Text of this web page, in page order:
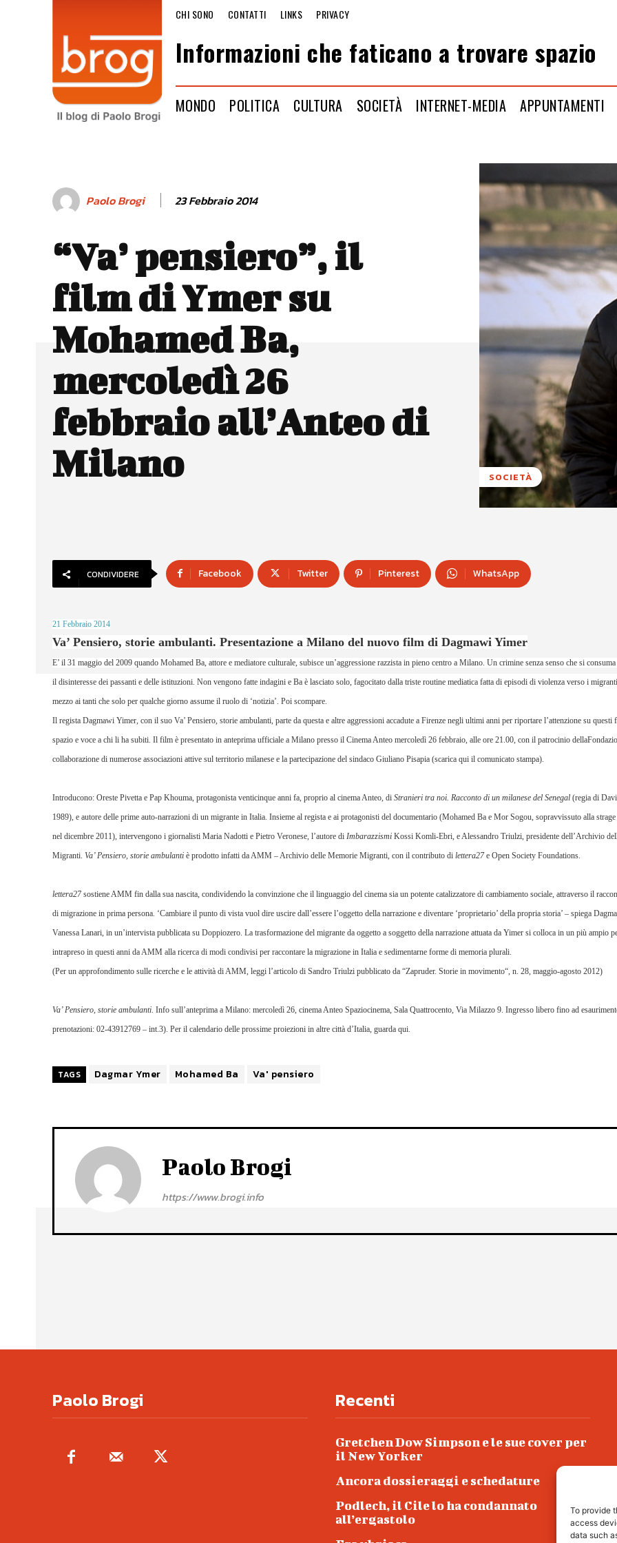
To provide
access
data such
CHI SONO CONTATTI LINKS PRIVACY
Informazioni che faticano a trovare spazio
MONDO POLITICA CULTURA SOCIETÀ INTERNET-MEDIA APPUNTAMENTI
Paolo Brogi 23 Febbraio 2014
“Va’ pensiero”, il
film di Ymer su
Mohamed Ba,
mercoledì 26
febbraio all’Anteo di
Milano
SOCIETÀ
CONDIVIDERE Facebook Twitter Pinterest WhatsApp
21 Febbraio 2014
Va’ Pensiero, storie ambulanti. Presentazione a Milano del nuovo film di Dagmawi Yimer
E’ il 31 maggio del 2009 quando Mohamed Ba, attore e mediatore culturale, subisce un’aggressione razzista in pieno centro a Milano. Un crimine senza senso che si
il disinteresse dei passanti e delle istituzioni. Non vengono fatte indagini e Ba è lasciato solo, fagocitato dalla triste routine mediatica fatta di episodi di violenza verso i
mezzo ai tanti che solo per qualche giorno assume il ruolo di ‘notizia’. Poi scompare.
Il regista Dagmawi Yimer, con il suo Va’ Pensiero, storie ambulanti, parte da questa e altre aggressioni accadute a Firenze negli ultimi anni per riportare l’attenzione su questi
spazio e voce a chi li ha subiti. Il film è presentato in anteprima ufficiale a Milano presso il Cinema Anteo mercoledì 26 febbraio, alle ore 21.00, con il patrocinio della
collaborazione di numerose associazioni attive sul territorio milanese e la partecipazione del sindaco Giuliano Pisapia (scarica qui il comunicato stampa).
Introducono: Oreste Pivetta e Pap Khouma, protagonista venticinque anni fa, proprio al cinema Anteo, di Stranieri tra noi. Racconto di un milanese del Senegal (regia di
1989), e autore delle prime auto-narrazioni di un migrante in Italia. Insieme al regista e ai protagonisti del documentario (Mohamed Ba e Mor Sogou, sopravvissuto alla
nel dicembre 2011), intervengono i giornalisti Maria Nadotti e Pietro Veronese, l’autore di Imbarazzismi Kossi Komli-Ebri, e Alessandro Triulzi, presidente dell’Archivio
Migranti. Va’ Pensiero, storie ambulanti è prodotto infatti daAMM – Archivio delle Memorie Migranti, con il contributo di lettera27 e Open Society Foundations.
lettera27 sostiene AMM fin dalla sua nascita, condividendo la convinzione che il linguaggio del cinema sia un potente catalizzatore di cambiamento sociale, attraverso il
di migrazione in prima persona. ‘Cambiare il punto di vista vuol dire uscire dall’essere l’oggetto della narrazione e diventare ‘proprietario’ della propria storia’ – spiega
Vanessa Lanari, in un’intervista pubblicata su Doppiozero. La trasformazione del migrante da oggetto a soggetto della narrazione attuata da Yimer si colloca in un più ampio
intrapreso in questi anni da AMM alla ricerca di modi condivisi per raccontare la migrazione in Italia e sedimentarne forme di memoria plurali.
(Per un approfondimento sulle ricerche e le attività di AMM, leggi l’articolo di Sandro Triulzi pubblicato da “Zapruder. Storie in movimento“, n. 28, maggio-agosto 2012)
Va’ Pensiero, storie ambulanti. Info sull’anteprima a Milano: mercoledì 26, cinema Anteo Spaziocinema, Sala Quattrocento, Via Milazzo 9. Ingresso libero fino ad
prenotazioni: 02-43912769 – int.3). Per il calendario delle prossime proiezioni in altre città d’Italia, guarda qui.
TAGS Dagmar Ymer Mohamed Ba Va' pensiero
Paolo Brogi
https://www.brogi.info
Paolo Brogi Recenti
Gretchen Dow Simpson e le sue cover per
il New Yorker
Ancora dossieraggi e schedature
Podlech, il Cile lo ha condannato
all’ergastolo